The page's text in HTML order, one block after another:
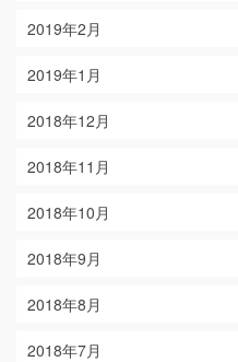
2019年2月
2019年1月
2018年12月
2018年11月
2018年10月
2018年9月
2018年8月
2018年7月